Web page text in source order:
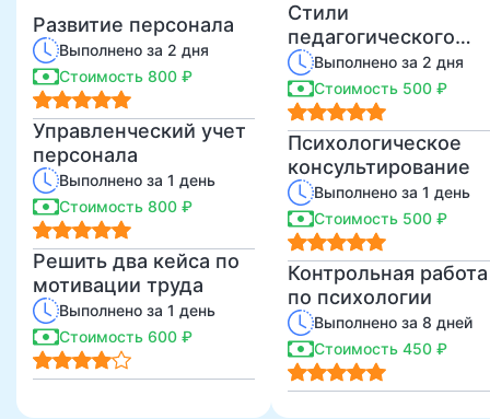
Развитие персонала
Выполнено за 2 дня
Стоимость 800 ₽
Управленческий учет
персонала
Выполнено за 1 день
Стоимость 800 ₽
Решить два кейса по
мотивации труда
Выполнено за 1 день
Стоимость 600 ₽
Стили
педагогического
общения. Типологии
профессиональных
позиций
Выполнено за 2 дня
Стоимость 500 ₽
Психологическое
консультирование
Выполнено за 1 день
Стоимость 500 ₽
Контрольная работа
по психологии
Выполнено за 8 дней
Стоимость 450 ₽